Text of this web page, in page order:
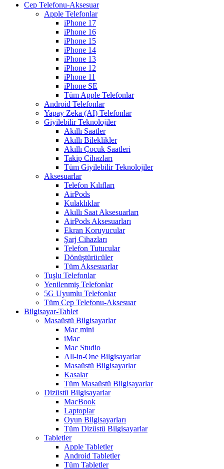
Cep Telefonu-Aksesuar
Apple Telefonlar
iPhone 17
iPhone 16
iPhone 15
iPhone 14
iPhone 13
iPhone 12
iPhone 11
iPhone SE
Tüm Apple Telefonlar
Android Telefonlar
Yapay Zeka (AI) Telefonlar
Giyilebilir Teknolojiler
Akıllı Saatler
Akıllı Bileklikler
Akıllı Çocuk Saatleri
Takip Cihazları
Tüm Giyilebilir Teknolojiler
Aksesuarlar
Telefon Kılıfları
AirPods
Kulaklıklar
Akıllı Saat Aksesuarları
AirPods Aksesuarları
Ekran Koruyucular
Şarj Cihazları
Telefon Tutucular
Dönüştürücüler
Tüm Aksesuarlar
Tuşlu Telefonlar
Yenilenmiş Telefonlar
5G Uyumlu Telefonlar
Tüm Cep Telefonu-Aksesuar
Bilgisayar-Tablet
Masaüstü Bilgisayarlar
Mac mini
iMac
Mac Studio
All-in-One Bilgisayarlar
Masaüstü Bilgisayarlar
Kasalar
Tüm Masaüstü Bilgisayarlar
Dizüstü Bilgisayarlar
MacBook
Laptoplar
Oyun Bilgisayarları
Tüm Dizüstü Bilgisayarlar
Tabletler
Apple Tabletler
Android Tabletler
Tüm Tabletler